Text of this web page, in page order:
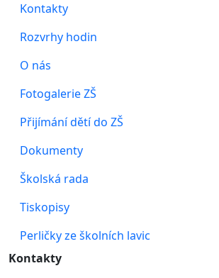
Kontakty
Rozvrhy hodin
O nás
Fotogalerie ZŠ
Přijímání dětí do ZŠ
Dokumenty
Školská rada
Tiskopisy
Perličky ze školních lavic
Kontakty